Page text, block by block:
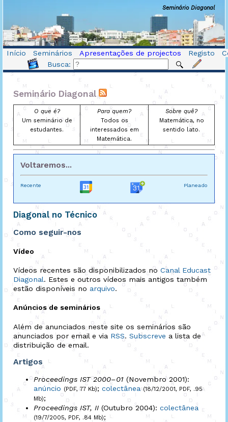
Seminário Diagonal
Início Seminários Apresentações de projectos Registo
Busca:
Seminário Diagonal
O que é?
Um seminário de
estudantes.
Para quem?
Todos os
interessados em
Matemática.
Sobre quê?
Matemática, no
sentido lato.
Voltaremos...
Recente Planeado
Diagonal no Técnico
Como seguir-nos
Vídeo
Vídeos recentes são disponibilizados no Canal Educast
Diagonal. Estes e outros vídeos mais antigos também
estão disponíveis no arquivo.
Anúncios de seminários
Além de anunciados neste site os seminários são
anunciados por email e via RSS. Subscreve a lista de
distribuição de email.
Artigos
Proceedings IST 2000–01 (Novembro 2001):
anúncio (PDF, 77 Kb); colectânea (18/12/2001, PDF, .95
Mb);
Proceedings IST, II (Outubro 2004): colectânea
(19/7/2005, PDF, .84 Mb);